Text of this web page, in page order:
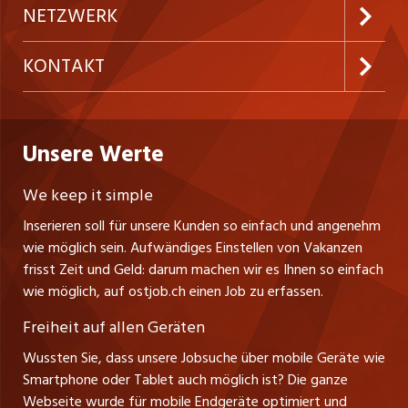
Ostschweiz kümmert sich gezielt um die Gesundheit
der Mitarbeitenden und stellt dafür auch
gesundheitsfördernde Kurse und diverse Beratungs-
und Coachingangebote zur Verfügung. Wir
unterstützen Sie dabei, sowohl Ihre fachlichen als
weiterzuentwickeln.
Temporäre Jobs
Freelance Jobs
Praktika
Lehrstellen
Führungspositionen
Management / Kader-Jobs
Berufsgruppen
Top-Regionen
Inserieren
Firmen
Personalvermittler
Preise & Leistungen
AGB
Datenschutzerklärung
Nutzungsbedingungen
Stellenmeldepflicht
Schnittstelle
Impressum
NETZWERK
westjob.at
nicejob.de
myjob.ch
zentraljob.ch
jobbasel.ch
jobbern.ch
jobmittelland.ch
jobzüri.ch
KONTAKT
CH Media Classifieds AG
Fürstenlandstrasse 122
CH-9001 St. Gallen
Tel. +41 71 272 73 80
info@ostjob.ch/inserate@ostjob.ch
Henrik Jasek
Leiter ostjob.ch
Fredy Pillinger
Verkauf und Beratung
Christoph Walzl
Verkauf und Beratung
Unsere Werte
We keep it simple
Inserieren soll für unsere Kunden so einfach und angenehm
wie möglich sein. Aufwändiges Einstellen von Vakanzen
frisst Zeit und Geld: darum machen wir es Ihnen so einfach
wie möglich, auf ostjob.ch einen Job zu erfassen.
Freiheit auf allen Geräten
Wussten Sie, dass unsere Jobsuche über mobile Geräte wie
Smartphone oder Tablet auch möglich ist? Die ganze
Webseite wurde für mobile Endgeräte optimiert und